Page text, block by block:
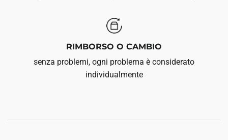
RIMBORSO O CAMBIO
senza problemi, ogni problema è considerato
individualmente